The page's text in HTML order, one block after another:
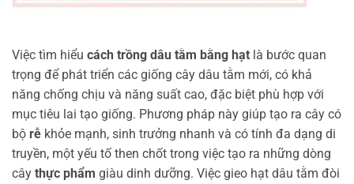
Việc tìm hiểu cách trồng dâu tằm bằng hạt là bước quan
trọng để phát triển các giống cây dâu tằm mới, có khả
năng chống chịu và năng suất cao, đặc biệt phù hợp với
mục tiêu lai tạo giống. Phương pháp này giúp tạo ra cây có
bộ rễ khỏe mạnh, sinh trưởng nhanh và có tính đa dạng di
truyền, một yếu tố then chốt trong việc tạo ra những dòng
cây thực phẩm giàu dinh dưỡng. Việc gieo hạt dâu tằm đòi